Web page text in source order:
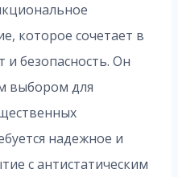
которое сочетает в
и безопасность. Он
выбором для
надежное и
с антистатическим